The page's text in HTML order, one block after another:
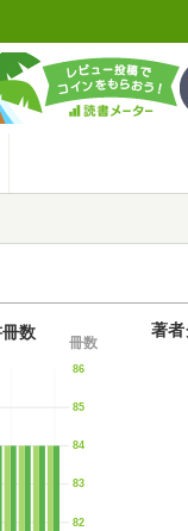
82
83
84
85
86
冊数
数 著者